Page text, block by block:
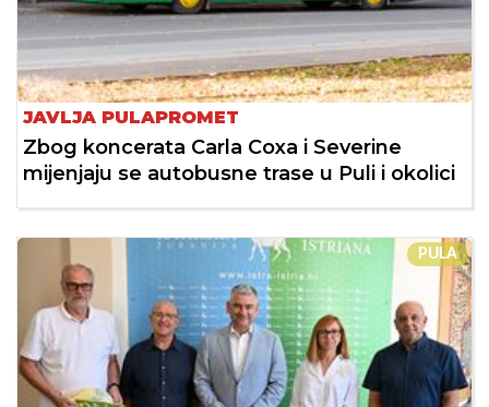
JAVLJA PULAPROMET
Zbog koncerata Carla Coxa i Severine
mijenjaju se autobusne trase u Puli i okolici
PULA